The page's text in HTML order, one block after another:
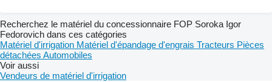
Recherchez le matériel du concessionnaire FOP Soroka Igor
Fedorovich dans ces catégories
Matériel d'irrigation Matériel d'épandage d'engrais Tracteurs Pièces
détachées Automobiles
Voir aussi
Vendeurs de matériel d'irrigation